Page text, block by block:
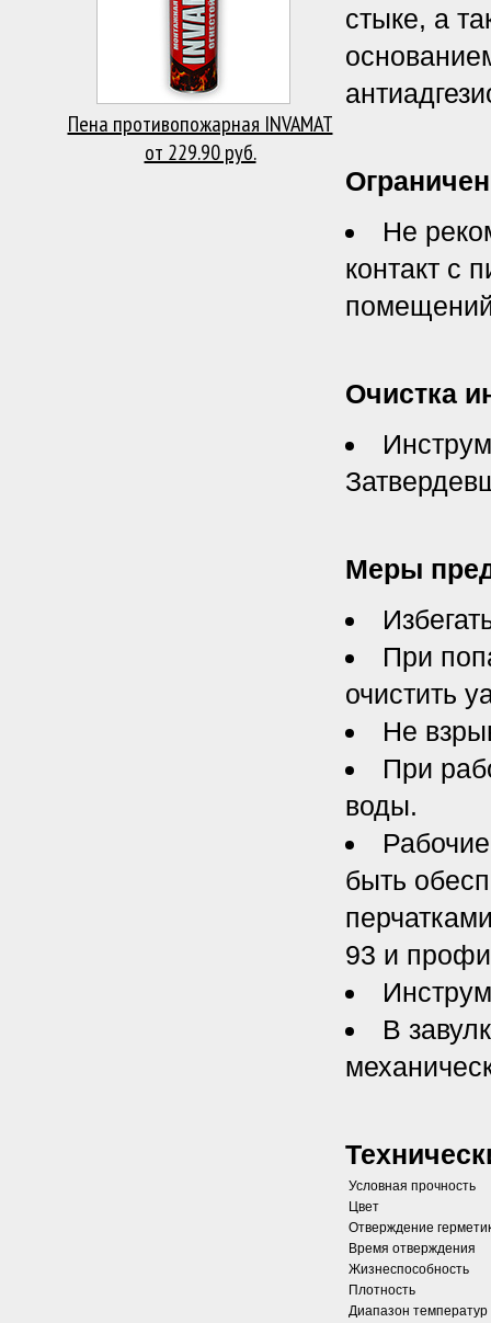
стыке, а
Не
контакт с
Очистка
Меры
При
очистить
Не
При
воды.
быть
93 и
В
Условная прочность
Цвет
Отверждение
Время отверждения
Жизнеспособность
Плотность
Диапазон
Пена противопожарная INVAMAT
от 229.90 руб.